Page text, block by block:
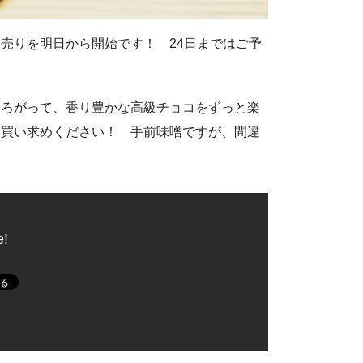
りを明日から開始です！ 24日まではご予
がって、香り豊かな高級チョコをずっと楽
い求めください！ 手前味噌ですが、間違